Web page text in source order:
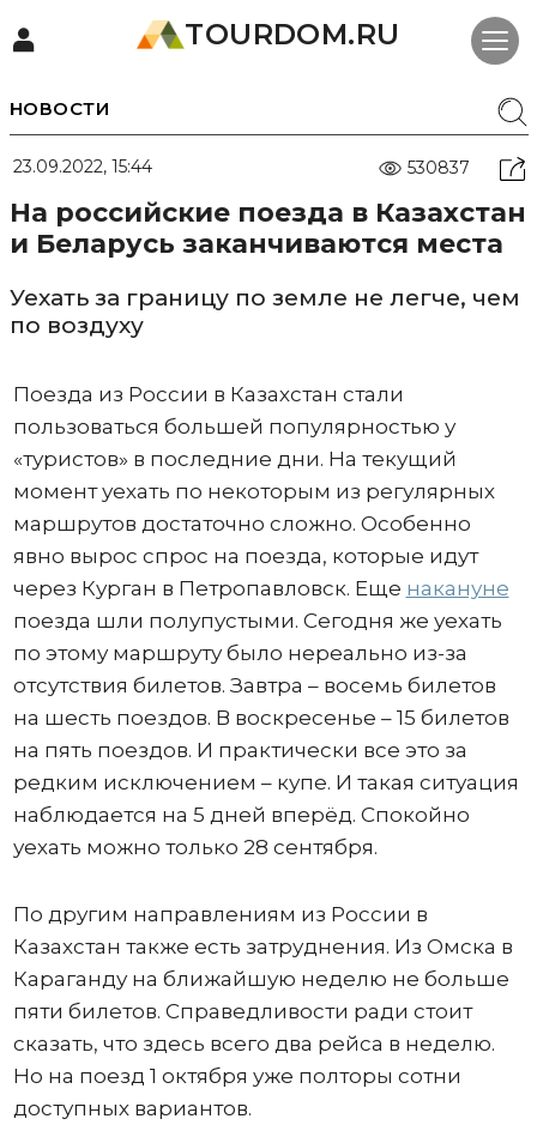
TOURDOM.RU
НОВОСТИ
23.09.2022, 15:44 530837
На российские поезда в Казахстан
и Беларусь заканчиваются места
Уехать за границу по земле не легче, чем
по воздуху
Поезда из России в Казахстан стали
пользоваться большей популярностью у
«туристов» в последние дни. На текущий
момент уехать по некоторым из регулярных
маршрутов достаточно сложно. Особенно
явно вырос спрос на поезда, которые идут
через Курган в Петропавловск. Еще накануне
поезда шли полупустыми. Сегодня же уехать
по этому маршруту было нереально из-за
отсутствия билетов. Завтра – восемь билетов
на шесть поездов. В воскресенье – 15 билетов
на пять поездов. И практически все это за
редким исключением – купе. И такая ситуация
наблюдается на 5 дней вперёд. Спокойно
уехать можно только 28 сентября.
По другим направлениям из России в
Казахстан также есть затруднения. Из Омска в
Караганду на ближайшую неделю не больше
пяти билетов. Справедливости ради стоит
сказать, что здесь всего два рейса в неделю.
Но на поезд 1 октября уже полторы сотни
доступных вариантов.